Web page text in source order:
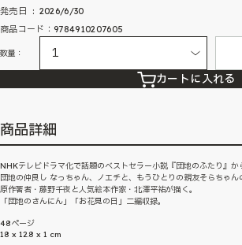
発売日 ‏ : ‎ 2026/6/30
商品コード：9784910207605
数量：
カートに入れる
商品詳細
NHKテレビドラマ化で話題のベストセラー小説『団地のふたり』か
団地の仲良し なっちゃん、ノエチと、もうひとりの親友そらちゃん
原作著者・藤野千夜と人気絵本作家・北澤平祐が描く。
「団地のさんにん」「お花見の日」二編収録。
48ページ
18 x 12.8 x 1 cm